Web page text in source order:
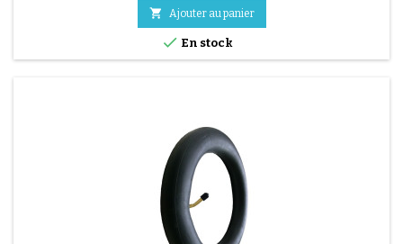
 Ajouter au panier
 En stock